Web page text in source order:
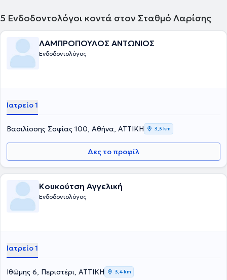
τις εξελίξεις σε αυτό το φάσμα της Οδοντιατρικής.
5 Ενδοδοντολόγοι κοντά στον Σταθμό Λαρίσης
ΛΑΜΠΡΟΠΟΥΛΟΣ ΑΝΤΩΝΙΟΣ
Ενδοδοντολόγος
Ιατρείο 1
Βασιλίσσης Σοφίας 100, Αθήνα, ΑΤΤΙΚΗ 3,3 km
Δες το προφίλ
Κουκούτση Αγγελική
Ενδοδοντολόγος
Ιατρείο 1
Ιθώμης 6, Περιστέρι, ΑΤΤΙΚΗ 3,4 km